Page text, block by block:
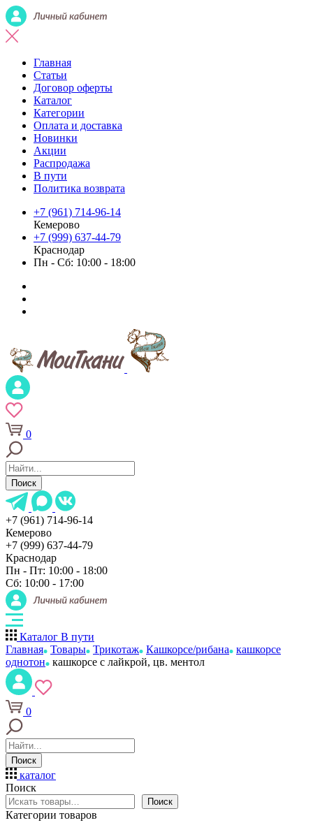
Главная
Статьи
Договор оферты
Каталог
Категории
Оплата и доставка
Новинки
Акции
Распродажа
В пути
Политика возврата
+7 (961) 714-96-14
Кемерово
+7 (999) 637-44-79
Краснодар
Пн - Сб: 10:00 - 18:00
0
Поиск
+7 (961) 714-96-14
Кемерово
+7 (999) 637-44-79
Краснодар
Пн - Пт: 10:00 - 18:00
Сб: 10:00 - 17:00
Каталог В пути
Главная Товары Трикотаж Кашкорсе/рибана
кашкорсе
однотон
кашкорсе с лайкрой, цв. ментол
0
Поиск
каталог
Поиск
Поиск
Категории товаров